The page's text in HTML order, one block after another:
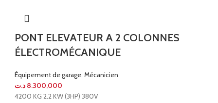
PONT ELEVATEUR A 2 COLONNES
ÉLECTROMÉCANIQUE
Équipement de garage, Mécanicien
8.300,000 د.ت
4200 KG 2.2 KW (3HP) 380V